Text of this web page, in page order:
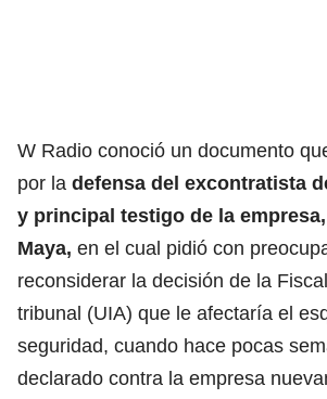
W Radio conoció un documento
por la defensa del excontratista
y principal testigo de la
Maya, en el cual pidió con
reconsiderar la decisión de la
tribunal (UIA) que le afectaría el
seguridad, cuando hace pocas
declarado contra la empresa